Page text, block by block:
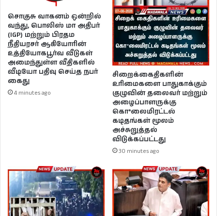
சொகுசு வாகனம் ஒன்றில்
வந்து, பொலிஸ் மா அதிபர்
(IGP) மற்றும் பிரதம
நீதியரசர் ஆகியோரின்
உத்தியோகபூர்வ வீடுகள்
அமைந்துள்ள வீதிகளில்
வீடியோ பதிவு செய்த நபர்
கைது
4 minutes ago
சிறைக்கைதிகளின்
உரிமைகளை பாதுகாக்கும்
குழுவின் தலைவர் மற்றும்
அழைப்பாளருக்கு
கொ*லைமிரட்டல்
கடிதங்கள் மூலம்
அச்சுறுத்தல்
விடுக்கப்பட்டது
30 minutes ago